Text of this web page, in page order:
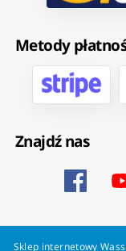
Metody
Znajdź nas
Sklep internetowy